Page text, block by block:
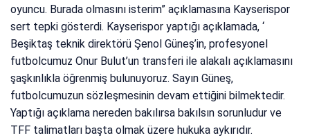
oyuncu. Burada olmasını isterim” açıklamasına Kayserispor
sert tepki gösterdi. Kayserispor yaptığı açıklamada, ‘
Beşiktaş teknik direktörü Şenol Güneş’in, profesyonel
futbolcumuz Onur Bulut’un transferi ile alakalı açıklamasını
şaşkınlıkla öğrenmiş bulunuyoruz. Sayın Güneş,
futbolcumuzun sözleşmesinin devam ettiğini bilmektedir.
Yaptığı açıklama nereden bakılırsa bakılsın sorunludur ve
TFF talimatları başta olmak üzere hukuka aykırıdır.